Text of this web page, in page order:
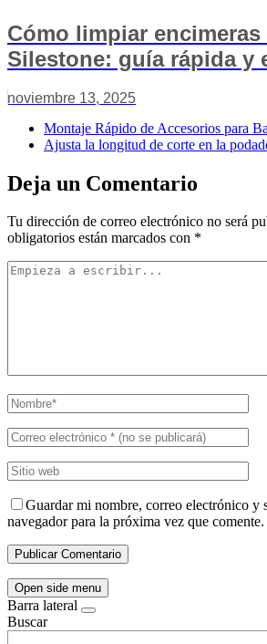
Cómo limpiar encimeras
Silestone: guía rápida y
noviembre 13, 2025
Montaje Rápido de Accesorios para
Ajusta la longitud de corte en la
Deja un Comentario
Tu dirección de correo electrónico no será
obligatorios están marcados con *
Guardar mi nombre, correo electrónico y
navegador para la próxima vez que comente.
Open side menu
Barra lateral
Buscar